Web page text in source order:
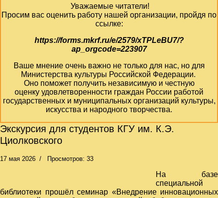
Уважаемые читатели!
Просим вас оценить работу нашей организации, пройдя по
ссылке:
https://forms.mkrf.ru/e/2579/xTPLeBU7/?
ap_orgcode=223907
Ваше мнение очень важно не только для нас, но для
Министерства культуры Российской Федерации.
Оно поможет получить независимую и честную
оценку удовлетворенности граждан России работой
государственных и муниципальных организаций культуры,
искусства и народного творчества.
Экскурсия для студентов КГУ им. К.Э.
Циолковского
17 мая 2026 Просмотров: 33
На базе
специальной
библиотеки прошёл семинар «Внедрение инновационных